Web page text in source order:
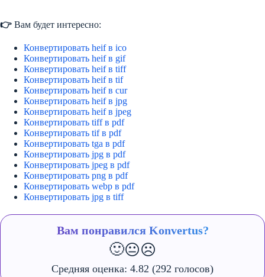
👉 Вам будет интересно:
Конвертировать heif в ico
Конвертировать heif в gif
Конвертировать heif в tiff
Конвертировать heif в tif
Конвертировать heif в cur
Конвертировать heif в jpg
Конвертировать heif в jpeg
Конвертировать tiff в pdf
Конвертировать tif в pdf
Конвертировать tga в pdf
Конвертировать jpg в pdf
Конвертировать jpeg в pdf
Конвертировать png в pdf
Конвертировать webp в pdf
Конвертировать jpg в tiff
Вам понравился Konvertus?
🙂😐☹️
Средняя оценка: 4.82 (292 голосов)